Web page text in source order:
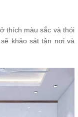
thích màu sắc và thói
khảo sát tận nơi và